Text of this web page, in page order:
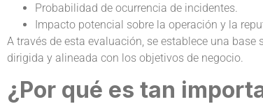
Probabilidad de ocurrencia de incidentes.
Impacto potencial sobre la operación y la
A través de esta evaluación, se establece una
dirigida y alineada con los objetivos de negocio.
¿Por qué es tan